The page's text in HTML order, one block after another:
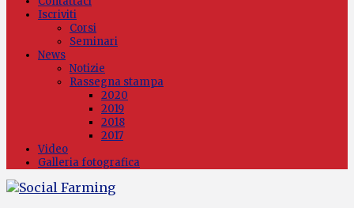
Iscriviti
Corsi
Seminari
News
Notizie
Rassegna stampa
2020
2019
2018
2017
Video
Galleria fotografica